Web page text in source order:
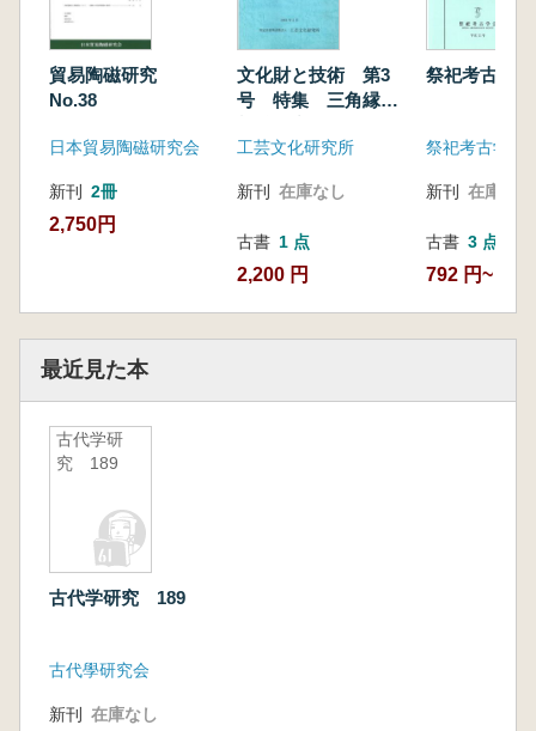
貿易陶磁研究
No.38
日本貿易陶磁研究会
新刊 2冊
2,750円
文化財と技術 第3
号 特集 三角縁神
工芸文化研究所
新刊 在庫なし
古書 1 点
2,200 円
祭祀考古学
祭祀考古学会
新刊 在庫なし
古書 3 点
792 円~
最近見た本
古代学研
究 189
古代学研究 189
古代學研究会
新刊 在庫なし